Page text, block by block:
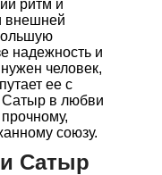
ритм и
внешней
надежность и
человек,
ее с
в любви
союзу.
Сатыр